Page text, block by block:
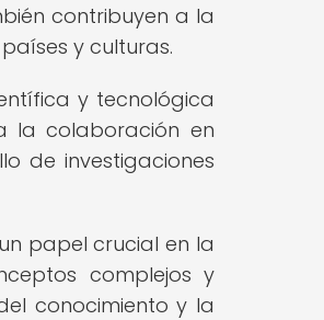
contribuyen a la
y culturas.
y tecnológica
la colaboración en
de investigaciones
papel crucial en la
complejos y
conocimiento y la